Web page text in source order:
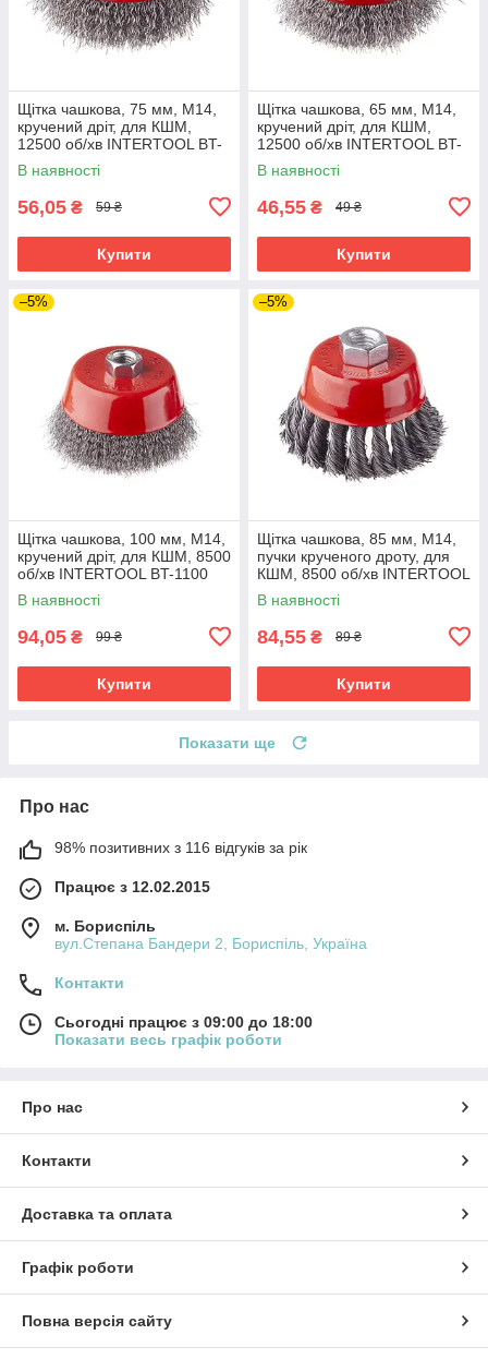
Щітка чашкова, 75 мм, M14,
кручений дріт, для КШМ,
12500 об/хв INTERTOOL BT-
1075
В наявності
56,05 ₴ 59 ₴
Купити
Щітка чашкова, 65 мм, M14,
кручений дріт, для КШМ,
12500 об/хв INTERTOOL BT-
1065
В наявності
46,55 ₴ 49 ₴
Купити
–5%
Щітка чашкова, 100 мм, M14,
кручений дріт, для КШМ, 8500
об/хв INTERTOOL BT-1100
В наявності
94,05 ₴ 99 ₴
Купити
–5%
Щітка чашкова, 85 мм, M14,
пучки крученого дроту, для
КШМ, 8500 об/хв INTERTOOL
BT-2085
В наявності
84,55 ₴ 89 ₴
Купити
Показати ще
Про нас
98% позитивних з 116 відгуків за рік
Працює з 12.02.2015
м. Бориспіль
вул.Степана Бандери 2, Бориспіль, Україна
Контакти
Сьогодні працює з 09:00 до 18:00
Показати весь графік роботи
Про нас
Контакти
Доставка та оплата
Графік роботи
Повна версія сайту